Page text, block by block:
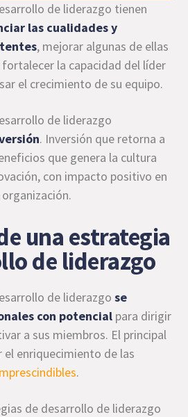
de liderazgo tienen
las cualidades y
, mejorar algunas de ellas
la capacidad del líder
el crecimiento de su equipo.
de liderazgo
. Inversión que retorna a
que genera la cultura
con impacto positivo en
una estrategia
de liderazgo
de liderazgose
con potencial para dirigir
a sus miembros. El principal
enriquecimiento de las
.
de desarrollo de liderazgo